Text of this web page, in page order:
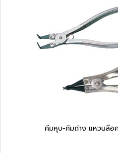
คีมหุบ-คีมถ่าง แหวนล๊อ